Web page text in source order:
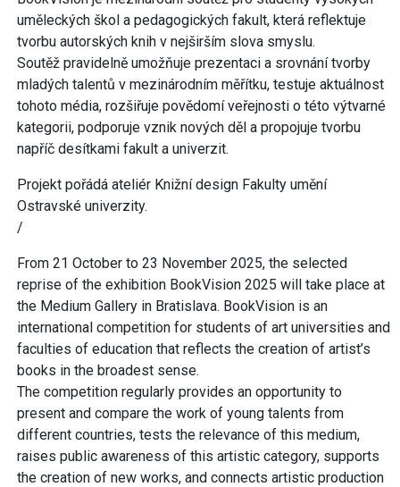
uměleckých škol a pedagogických fakult, která reflektuje
tvorbu autorských knih v nejširším slova smyslu.
Soutěž pravidelně umožňuje prezentaci a srovnání tvorby
mladých talentů v mezinárodním měřítku, testuje aktuálnost
tohoto média, rozšiřuje povědomí veřejnosti o této výtvarné
kategorii, podporuje vznik nových děl a propojuje tvorbu
napříč desítkami fakult a univerzit.
Projekt pořádá ateliér Knižní design Fakulty umění
Ostravské univerzity.
/
From 21 October to 23 November 2025, the selected
reprise of the exhibition BookVision 2025 will take place at
the Medium Gallery in Bratislava. BookVision is an
international competition for students of art universities and
faculties of education that reflects the creation of artist’s
books in the broadest sense.
The competition regularly provides an opportunity to
present and compare the work of young talents from
different countries, tests the relevance of this medium,
raises public awareness of this artistic category, supports
the creation of new works, and connects artistic production